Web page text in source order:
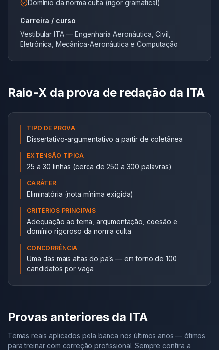
Domínio da norma culta (rigor gramatical)
Carreira / curso
Vestibular ITA — Engenharia Aeronáutica, Civil,
Eletrônica, Mecânica-Aeronáutica e Computação
Raio-X da prova de redação da ITA
TIPO DE PROVA
Dissertativo-argumentativo a partir de coletânea
EXTENSÃO TÍPICA
25 a 30 linhas (cerca de 250 a 300 palavras)
CARÁTER
Eliminatória (nota mínima exigida)
CRITÉRIOS PRINCIPAIS
Adequação ao tema, argumentação, coesão e
domínio rigoroso da norma culta
CONCORRÊNCIA
Uma das mais altas do país — em torno de 100
candidatos por vaga
Provas anteriores da ITA
Temas reais aplicados pela banca nos últimos anos — ótimos
para treinar com correção profissional. Sempre confira a